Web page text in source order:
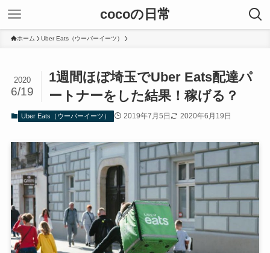
cocoの日常
ホーム Uber Eats（ウーバーイーツ）
1週間ほぼ埼玉でUber Eats配達パ
ートナーをした結果！稼げる？
2020
6/19
Uber Eats（ウーバーイーツ） 2019年7月5日 2020年6月19日